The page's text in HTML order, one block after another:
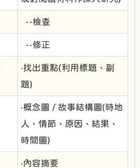
--檢查
--修正
‧找出重點(利用標題、副
題)
‧概念圖 / 故事結構圖(時地
人、情節、原因、結果、
時間圖)
‧內容摘要